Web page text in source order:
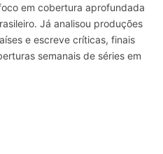
em cobertura aprofundada
Já analisou produções
e escreve críticas, finais
semanais de séries em